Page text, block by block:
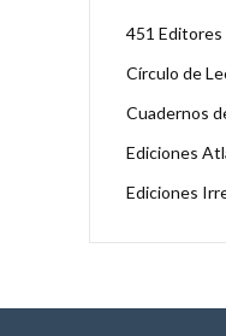
451 Editores
Círculo de
Cuadernos
Ediciones
Ediciones